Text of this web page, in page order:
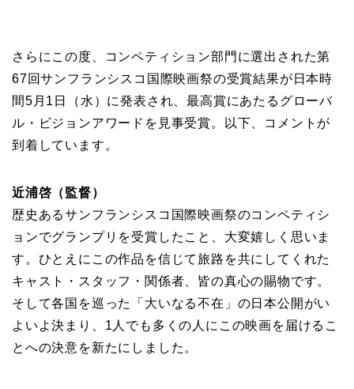
さらにこの度、コンペティション部門に選出された第
67回サンフランシスコ国際映画祭の受賞結果が日本時
間5月1日（水）に発表され、最高賞にあたるグローバ
ル・ビジョンアワードを見事受賞。以下、コメントが
到着しています。
近浦啓（監督）
歴史あるサンフランシスコ国際映画祭のコンペティシ
ョンでグランプリを受賞したこと、大変嬉しく思いま
す。ひとえにこの作品を信じて旅路を共にしてくれた
キャスト・スタッフ・関係者、皆の真心の賜物です。
そして各国を巡った「大いなる不在」の日本公開がい
よいよ決まり、1人でも多くの人にこの映画を届けるこ
とへの決意を新たにしました。